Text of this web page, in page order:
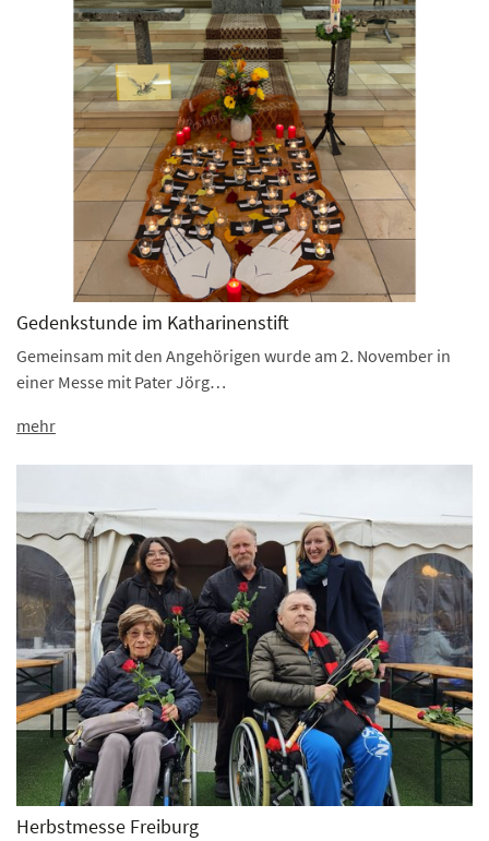
Gedenkstunde im Katharinenstift
Gemeinsam mit den Angehörigen wurde am 2. November in
einer Messe mit Pater Jörg…
mehr
Herbstmesse Freiburg